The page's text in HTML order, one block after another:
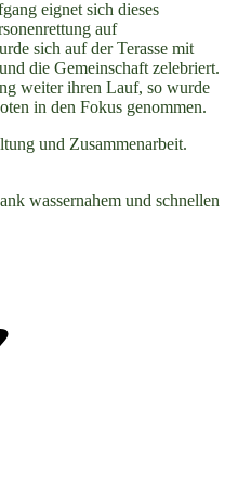
eignet sich dieses
auf
sich auf der Terasse mit
die Gemeinschaft zelebriert.
weiter ihren Lauf, so wurde
in den Fokus genommen.
und Zusammenarbeit.
wassernahem und schnellen